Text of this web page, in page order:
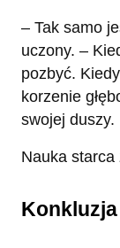
– Tak samo
uczony. –
pozbyć.
korzenie
swojej duszy.
Nauka starca
Konkluzja